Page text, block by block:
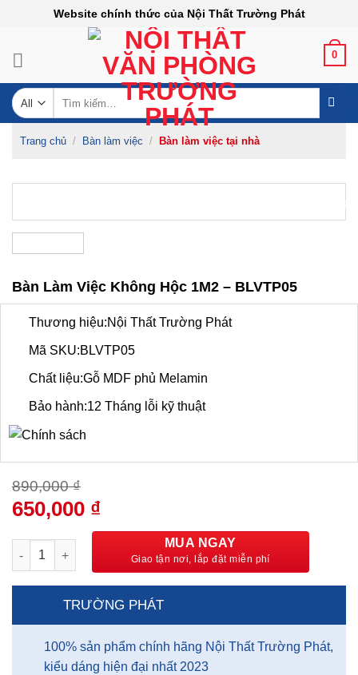
Website chính thức của Nội Thất Trường Phát
0
kiếm:
Trang chủ / Bàn làm việc / Bàn làm việc tại nhà
-27%
Bàn Làm Việc Không Hộc 1M2 – BLVTP05
Thương hiệu:Nội Thất Trường Phát
Mã SKU:BLVTP05
Chất liệu:Gỗ MDF phủ Melamin
Bảo hành:12 Tháng lỗi kỹ thuật
890,000₫
Giá
gốc
là:
890,000 ₫.
650,000 ₫Giá
tại
650,000 ₫.
Bàn Làm Việc Không Hộc 1M2 – BLVTP05 số lượng
MUA NGAY
TRƯỜNG PHÁT
100% sản phẩm chính hãng Nội Thất Trường Phát,
kiểu dáng hiện đại nhất 2023